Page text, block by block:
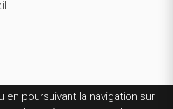
en poursuivant la navigation sur